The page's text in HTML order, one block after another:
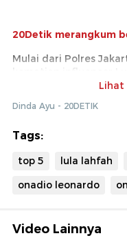
20Detik merangkum
Mulai dari Polres
kematian influencer
Komunikasi dan
rehabilitasi narkoba
Simak rangkumannya
Tonton berita video
Lihat
Dinda Ayu - 20DETIK
Tags:
top 5 lula lahfah
onadio leonardo
Video Lainnya